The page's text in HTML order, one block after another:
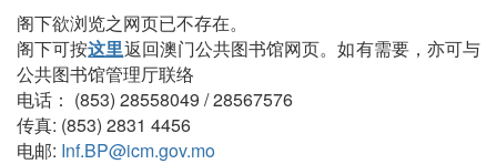
阁下欲浏览之网页已不存在。
阁下可按这里返回澳门公共图书馆网页。如有需要，亦可与
公共图书馆管理厅联络
电话： (853) 28558049 / 28567576
传真: (853) 2831 4456
电邮: Inf.BP@icm.gov.mo